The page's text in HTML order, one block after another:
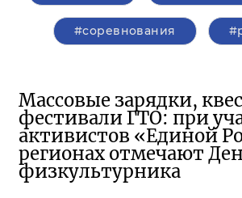
#соревнования
Массовые зарядки,
фестивали ГТО: при
активистов «Единой
регионах отмечают
физкультурника